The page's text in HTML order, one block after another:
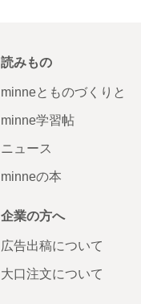
読みもの
minneとものづくりと
minne学習帖
ニュース
minneの本
企業の方へ
広告出稿について
大口注文について